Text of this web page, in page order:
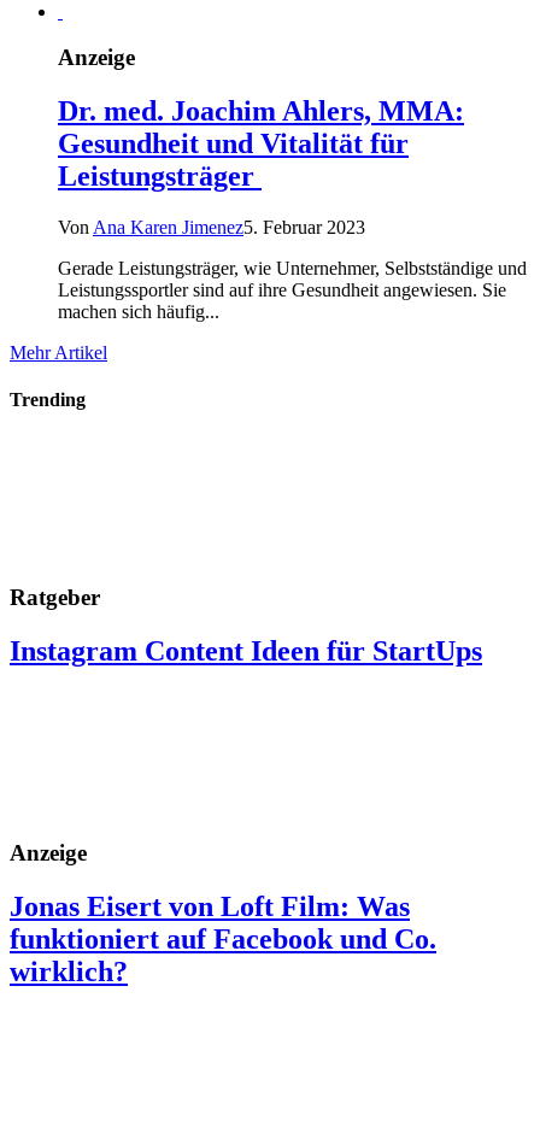
Anzeige
Dr. med. Joachim Ahlers, MMA:
Gesundheit und Vitalität für
Leistungsträger
Von Ana Karen Jimenez5. Februar 2023
Gerade Leistungsträger, wie Unternehmer, Selbstständige und
Leistungssportler sind auf ihre Gesundheit angewiesen. Sie
machen sich häufig...
Mehr Artikel
Trending
Ratgeber
Instagram Content Ideen für StartUps
Anzeige
Jonas Eisert von Loft Film: Was
funktioniert auf Facebook und Co.
wirklich?